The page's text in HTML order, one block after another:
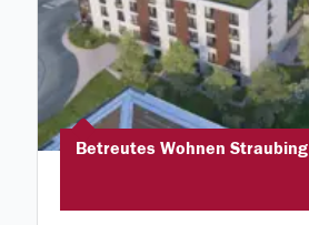
Betreutes Wohnen Straubing